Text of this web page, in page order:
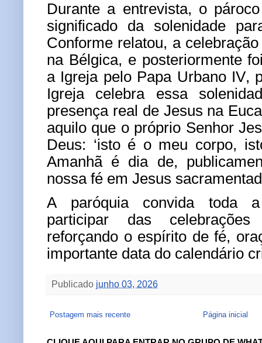
Durante a entrevista, o
significado da solenidade
Conforme relatou, a
na Bélgica, e posteriormente
a Igreja pelo Papa Urbano IV,
Igreja celebra essa
presença real de Jesus na
aquilo que o próprio Senhor
Deus: ‘isto é o meu corpo,
Amanhã é dia de,
nossa fé em Jesus
A paróquia convida toda a
participar das
reforçando o espírito de fé,
importante data do calendário
Publicado junho 03, 2026
Postagem mais recente Página inicial